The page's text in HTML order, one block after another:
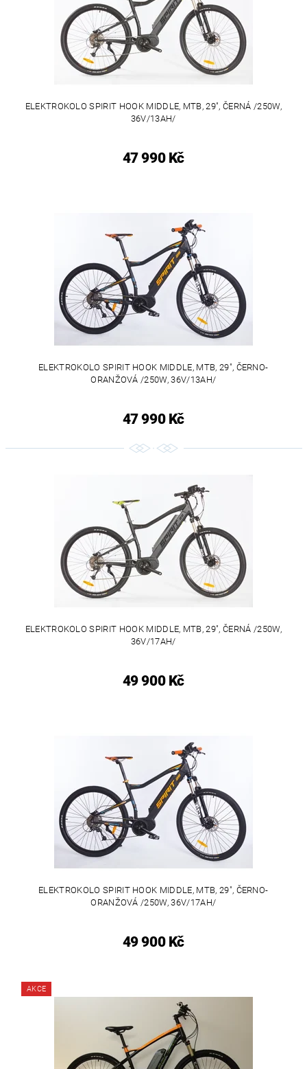
ELEKTROKOLO SPIRIT HOOK MIDDLE, MTB, 29", ČERNÁ /250W,
36V/13AH/
47 990 Kč
ELEKTROKOLO SPIRIT HOOK MIDDLE, MTB, 29", ČERNO-
ORANŽOVÁ /250W, 36V/13AH/
47 990 Kč
ELEKTROKOLO SPIRIT HOOK MIDDLE, MTB, 29", ČERNÁ /250W,
36V/17AH/
49 900 Kč
ELEKTROKOLO SPIRIT HOOK MIDDLE, MTB, 29", ČERNO-
ORANŽOVÁ /250W, 36V/17AH/
49 900 Kč
AKCE